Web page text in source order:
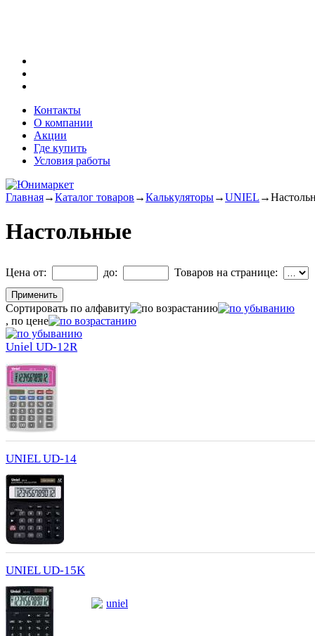
Контакты
О компании
Акции
Где купить
Условия работы
Главная→Каталог товаров →Калькуляторы→UNIEL →
Настольные
Цена от: до: Товаров на странице:
Сортировать по алфавиту
, по цене
Uniel UD-12R
UNIEL UD-14
UNIEL UD-15K
uniel